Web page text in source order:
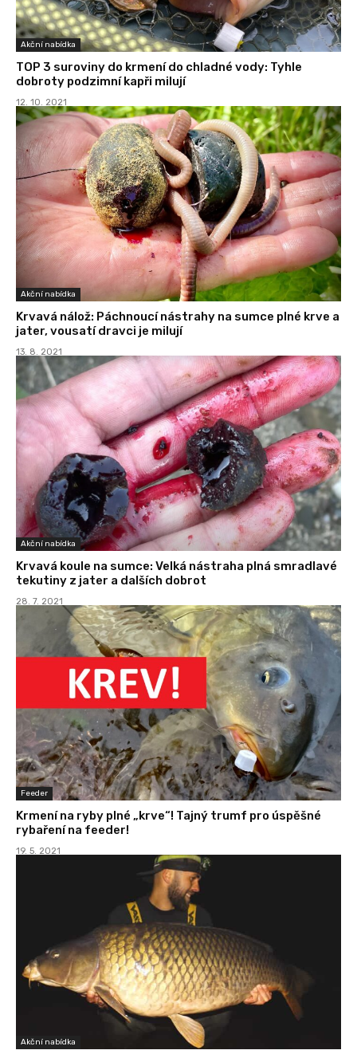
Akční nabídka
TOP 3 suroviny do krmení do chladné vody: Tyhle
dobroty podzimní kapři milují
12. 10. 2021
Akční nabídka
Krvavá nálož: Páchnoucí nástrahy na sumce plné krve a
jater, vousatí dravci je milují
13. 8. 2021
Akční nabídka
Krvavá koule na sumce: Velká nástraha plná smradlavé
tekutiny z jater a dalších dobrot
28. 7. 2021
Feeder
Krmení na ryby plné „krve“! Tajný trumf pro úspěšné
rybaření na feeder!
19. 5. 2021
Akční nabídka